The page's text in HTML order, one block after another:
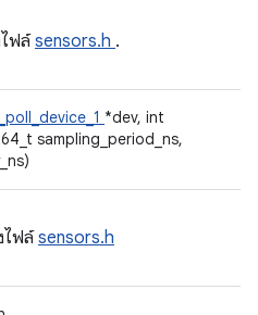
ฟล์sensors.h .
*dev, int
sampling_period_ns,
ไฟล์sensors.h